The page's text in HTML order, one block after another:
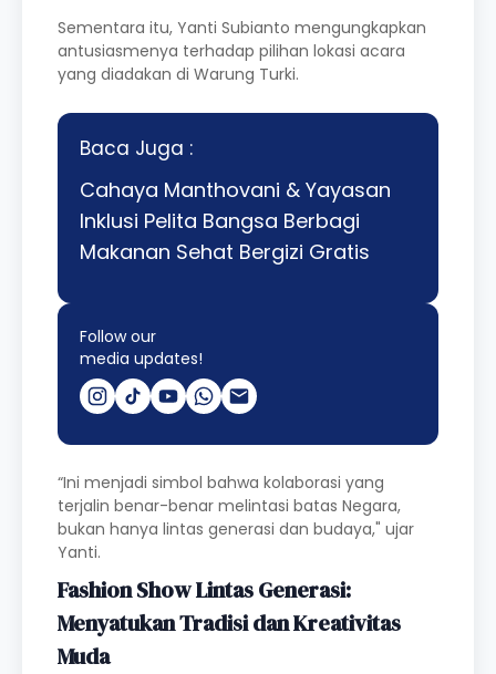
Sementara itu, Yanti Subianto mengungkapkan
antusiasmenya terhadap pilihan lokasi acara
yang diadakan di Warung Turki.
Baca Juga :
Cahaya Manthovani & Yayasan
Inklusi Pelita Bangsa Berbagi
Makanan Sehat Bergizi Gratis
Follow our
media updates!
“Ini menjadi simbol bahwa kolaborasi yang
terjalin benar-benar melintasi batas Negara,
bukan hanya lintas generasi dan budaya," ujar
Yanti.
Fashion Show Lintas Generasi:
Menyatukan Tradisi dan Kreativitas
Muda